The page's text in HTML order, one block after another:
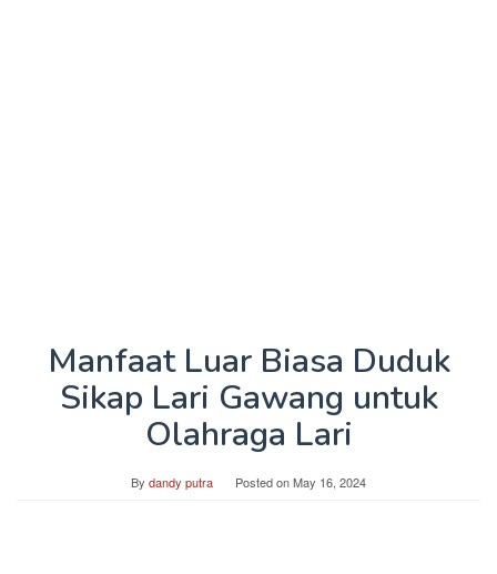
Manfaat Luar Biasa Duduk
Sikap Lari Gawang untuk
Olahraga Lari
By dandy putra Posted onMay 16, 2024